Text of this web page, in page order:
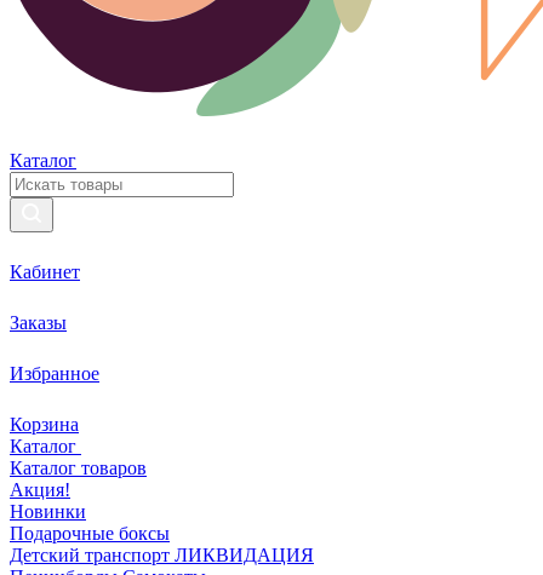
Каталог
Кабинет
Заказы
Избранное
Корзина
Каталог
Каталог товаров
Акция!
Новинки
Подарочные боксы
Детский транспорт ЛИКВИДАЦИЯ